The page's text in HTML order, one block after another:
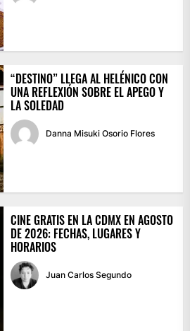
“DESTINO” LLEGA AL HELÉNICO CON
UNA REFLEXIÓN SOBRE EL APEGO Y
LA SOLEDAD
Danna Misuki Osorio Flores
CINE GRATIS EN LA CDMX EN AGOSTO
DE 2026: FECHAS, LUGARES Y
HORARIOS
Juan Carlos Segundo